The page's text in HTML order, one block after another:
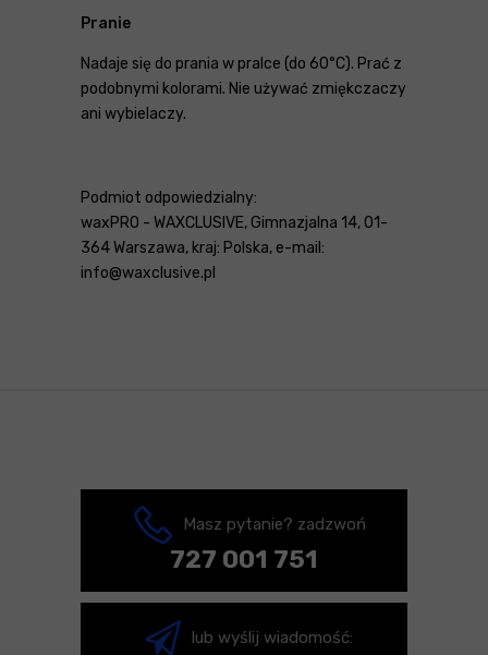
Pranie
Nadaje się do prania w pralce (do 60°C). Prać z
podobnymi kolorami. Nie używać zmiękczaczy
ani wybielaczy.
Podmiot odpowiedzialny:
waxPRO - WAXCLUSIVE, Gimnazjalna 14, 01-
364 Warszawa, kraj: Polska, e-mail:
info@waxclusive.pl
Masz pytanie? zadzwoń
727 001 751
lub wyślij wiadomość: